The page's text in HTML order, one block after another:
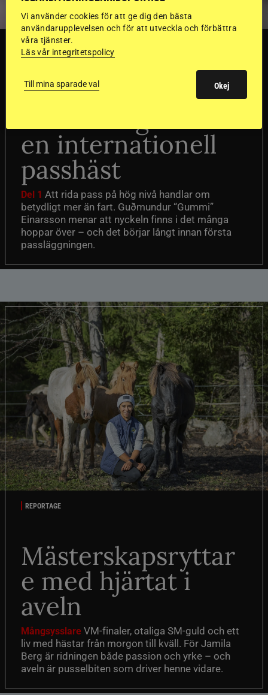
TRÄNINGSTIPS
”Gummi” berättar:
en internationell
passhäst
Del 1 Att rida pass på hög nivå handlar om
betydligt mer än fart. Guðmundur “Gummi”
Einarsson menar att nyckeln finns i det många
hoppar över – och det börjar långt innan första
passläggningen.
REPORTAGE
Mästerskapsryttar
e med hjärtat i
aveln
Mångsysslare VM-finaler, otaliga SM-guld och ett
liv med hästar från morgon till kväll. För Jamila
Berg är ridningen både passion och yrke – och
aveln är pusselbiten som driver henne vidare.
Vi använder cookies för att ge dig den bästa
användarupplevelsen och för att utveckla och förbättra
våra tjänster.
Läs vår integritetspolicy
Till mina sparade val Okej